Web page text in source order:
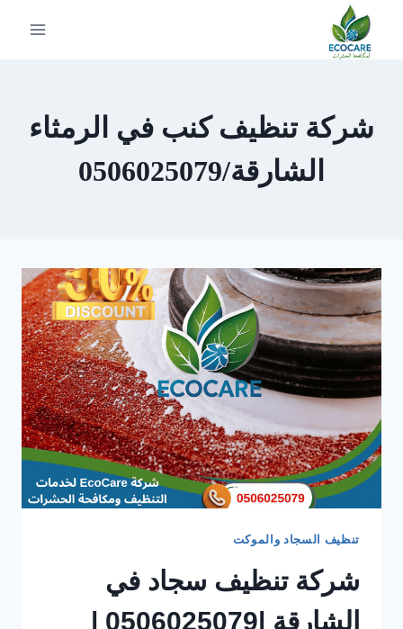
التجاوز
شركة تنظيف كنب في الرمثاء
الشارقة/0506025079
تنظيف السجاد والموكت
شركة تنظيف سجاد في